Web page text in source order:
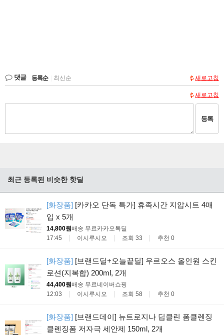
댓글 등록순 최신순 새로고침
새로고침
등록
최근 등록된 비슷한 핫딜
[화장품] [카카오 단독 특가] 휴족시간 지압시트 4매
입 x 5개
14,800원배송 무료카카오톡딜
17:45
이시루시오 조회 33 추천 0
[화장품] [브랜드딜+오늘끝딜] 우르오스 올인원 스킨
로션(지복합) 200ml, 2개
44,400원배송 무료네이버쇼핑
12:03
이시루시오 조회 58 추천 0
[화장품] [브랜드데이] 뉴트로지나 딥클린 폼클렌징
클렌징폼 저자극 세안제 150ml, 2개